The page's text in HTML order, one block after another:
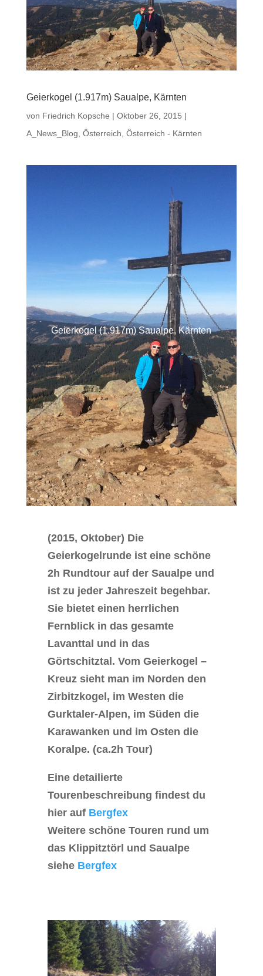
Geierkogel (1.917m) Saualpe, Kärnten
von Friedrich Kopsche | Oktober 26, 2015 |
A_News_Blog, Österreich, Österreich - Kärnten
Geierkogel (1.917m) Saualpe, Kärnten
(2015, Oktober) Die
Geierkogelrunde ist eine schöne
2h Rundtour auf der Saualpe und
ist zu jeder Jahreszeit begehbar.
Sie bietet einen herrlichen
Fernblick in das gesamte
Lavanttal und in das
Görtschitztal. Vom Geierkogel –
Kreuz sieht man im Norden den
Zirbitzkogel, im Westen die
Gurktaler-Alpen, im Süden die
Karawanken und im Osten die
Koralpe. (ca.2h Tour)
Eine detailierte
Tourenbeschreibung findest du
hier auf Bergfex
Weitere schöne Touren rund um
das Klippitztörl und Saualpe
sieheBergfex